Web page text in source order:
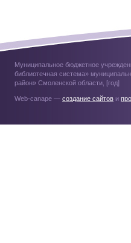
Муниципальное бюджетное
библиотечная система»
район» Смоленской области, [год]
Web-canape — создание сайтов и